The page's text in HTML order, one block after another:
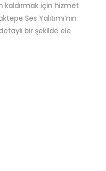
kaldırmak için hizmet
Ses Yalıtımı’nın
bir şekilde ele